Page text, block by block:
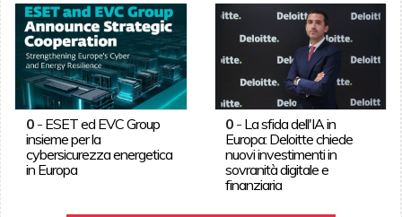
0- ESET ed EVC Group
insieme per la
cybersicurezza energetica
in Europa
0 - La sfida dell'IA in
Europa: Deloitte chiede
nuovi investimenti in
sovranità digitale e
finanziaria